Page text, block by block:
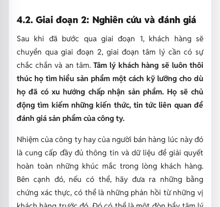
4.2. Giai đoạn 2: Nghiên cứu và đánh giá
Sau khi đã bước qua giai đoạn 1, khách hàng sẽ
chuyển qua giai đoạn 2, giai đoạn tâm lý cần có sự
chắc chắn và an tâm. Tâm lý khách hàng sẽ luôn thôi
thúc họ tìm hiểu sản phẩm một cách kỹ lưỡng cho dù
họ đã có xu hướng chấp nhận sản phẩm. Họ sẽ chủ
động tìm kiếm những kiến thức, tin tức liên quan để
đánh giá sản phẩm của công ty.
Nhiệm của công ty hay của người bán hàng lúc này đó
là cung cấp đầy đủ thông tin và dữ liệu để giải quyết
hoàn toàn những khúc mắc trong lòng khách hàng.
Bên cạnh đó, nếu có thể, hãy đưa ra những bằng
chứng xác thực, có thể là những phản hồi từ những vị